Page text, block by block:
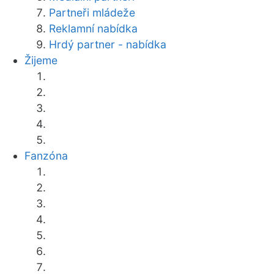
Partneři mládeže
Reklamní nabídka
Hrdý partner - nabídka
Žijeme
Fanzóna